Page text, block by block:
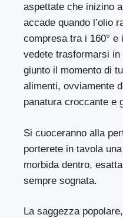
aspettate che inizino
accade quando l’olio
compresa tra i 160° e
vedete trasformarsi
giunto il momento di
alimenti, ovviamente
panatura croccante e
Si cuoceranno alla
porterete in tavola
morbida dentro,
sempre sognata.
La saggezza